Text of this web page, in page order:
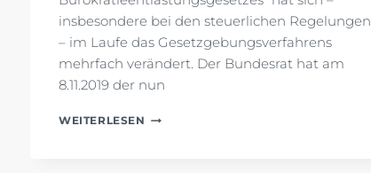
insbesondere bei den steuerlichen Regelungen
– im Laufe das Gesetzgebungsverfahrens
mehrfach verändert. Der Bundesrat hat am
8.11.2019 der nun
WEITERLESEN UMSATZSTEUER: